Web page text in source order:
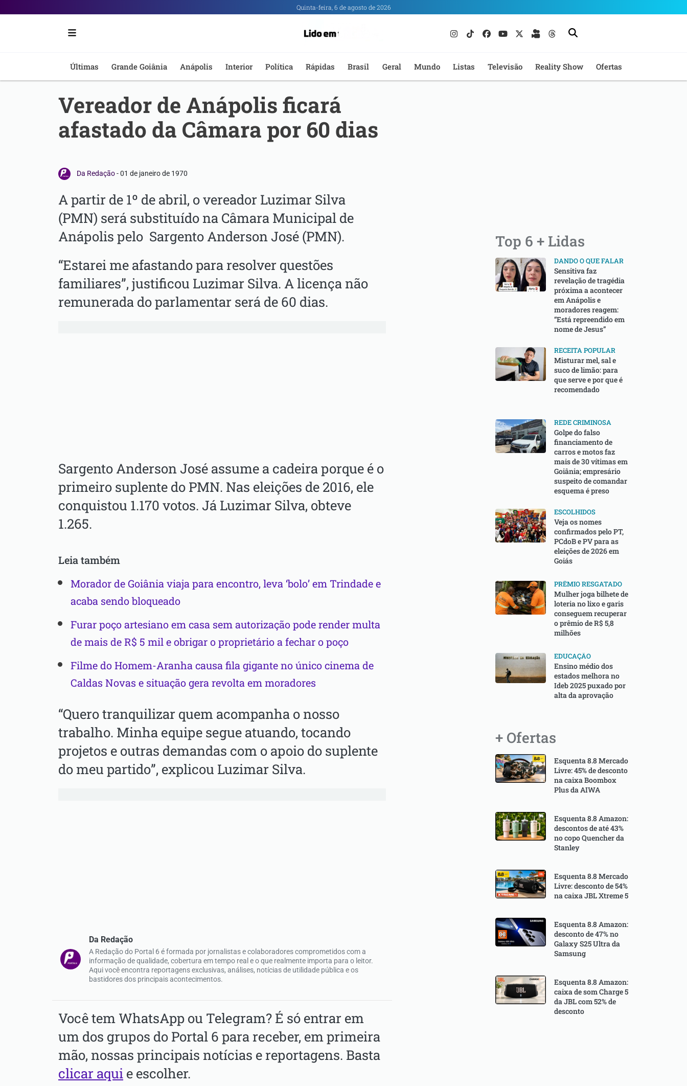
Portal
Notícias
Anápolis
Quinta-feira, 6 de agosto de 2026
Últimas Grande Goiânia Anápolis Interior Política Rápidas Brasil Geral Mundo Listas Televisão Reality Show Ofertas
Vereador de Anápolis ficará
afastado da Câmara por 60 dias
Da Redação-01 de janeiro de 1970
A partir de 1º de abril, o vereador Luzimar Silva
(PMN) será substituído na Câmara Municipal de
Anápolis pelo Sargento Anderson José (PMN).
“Estarei me afastando para resolver questões
familiares”, justificou Luzimar Silva. A licença não
remunerada do parlamentar será de 60 dias.
Sargento Anderson José assume a cadeira porque é o
primeiro suplente do PMN. Nas eleições de 2016, ele
conquistou 1.170 votos. Já Luzimar Silva, obteve
1.265.
Leia também
Morador de Goiânia viaja para encontro, leva ‘bolo’ em Trindade e
acaba sendo bloqueado
Furar poço artesiano em casa sem autorização pode render multa
de mais de R$ 5 mil e obrigar o proprietário a fechar o poço
Filme do Homem-Aranha causa fila gigante no único cinema de
Caldas Novas e situação gera revolta em moradores
“Quero tranquilizar quem acompanha o nosso
trabalho. Minha equipe segue atuando, tocando
projetos e outras demandas com o apoio do suplente
do meu partido”, explicou Luzimar Silva.
Da Redação
A Redação do Portal 6 é formada por jornalistas e colaboradores comprometidos com a
informação de qualidade, cobertura em tempo real e o que realmente importa para o leitor.
Aqui você encontra reportagens exclusivas, análises, notícias de utilidade pública e os
bastidores dos principais acontecimentos.
Você tem WhatsApp ou Telegram? É só entrar em
um dos grupos do Portal 6 para receber, em primeira
mão, nossas principais notícias e reportagens. Basta
clicar aqui e escolher.
Top 6 + Lidas
DANDO O QUE FALAR
Sensitiva faz
revelação de tragédia
próxima a acontecer
em Anápolis e
moradores reagem:
“Está repreendido em
nome de Jesus”
RECEITA POPULAR
⁠Misturar mel, sal e
suco de limão: para
que serve e por que é
recomendado
REDE CRIMINOSA
Golpe do falso
financiamento de
carros e motos faz
mais de 30 vítimas em
Goiânia; empresário
suspeito de comandar
esquema é preso
ESCOLHIDOS
Veja os nomes
confirmados pelo PT,
PCdoB e PV para as
eleições de 2026 em
Goiás
PRÊMIO RESGATADO
Mulher joga bilhete de
loteria no lixo e garis
conseguem recuperar
o prêmio de R$ 5,8
milhões
EDUCAÇÃO
Ensino médio dos
estados melhora no
Ideb 2025 puxado por
alta da aprovação
+ Ofertas
Esquenta 8.8 Mercado
Livre: 45% de desconto
na caixa Boombox
Plus da AIWA
Esquenta 8.8 Amazon:
descontos de até 43%
no copo Quencher da
Stanley
Esquenta 8.8 Mercado
Livre: desconto de 54%
na caixa JBL Xtreme 5
Esquenta 8.8 Amazon:
desconto de 47% no
Galaxy S25 Ultra da
Samsung
Esquenta 8.8 Amazon:
caixa de som Charge 5
da JBL com 52% de
desconto